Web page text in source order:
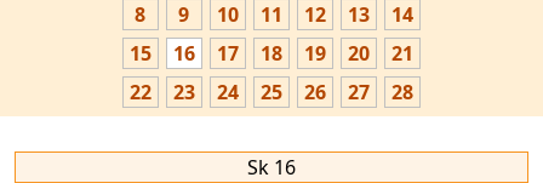
8
9 10 11 12 13
14
15
16 17 18 19 20
21
22
23 24 25 26 27 28
Sk 16